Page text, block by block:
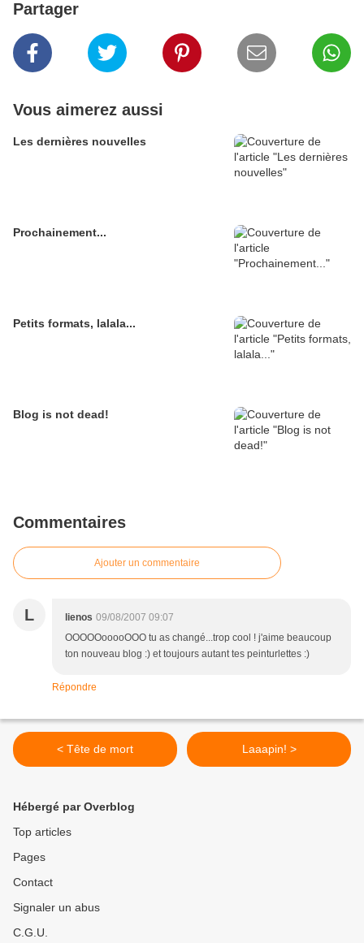
Partager
Vous aimerez aussi
Les dernières nouvelles
Prochainement...
Petits formats, lalala...
Blog is not dead!
Commentaires
Ajouter un commentaire
L lienos 09/08/2007 09:07
OOOOOooooOOO tu as changé...trop cool ! j'aime beaucoup
ton nouveau blog :) et toujours autant tes peinturlettes :)
Répondre
< Tête de mort Laaapin! >
Hébergé par Overblog
Top articles
Pages
Contact
Signaler un abus
C.G.U.